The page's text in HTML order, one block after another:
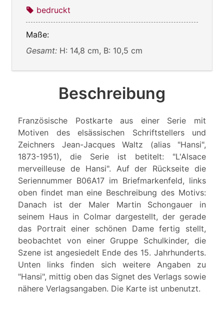
bedruckt
Maße:
Gesamt: H: 14,8 cm, B: 10,5 cm
Beschreibung
Französische Postkarte aus einer Serie mit
Motiven des elsässischen Schriftstellers und
Zeichners Jean-Jacques Waltz (alias "Hansi",
1873-1951), die Serie ist betitelt: "L'Alsace
merveilleuse de Hansi". Auf der Rückseite die
Seriennummer B06A17 im Briefmarkenfeld, links
oben findet man eine Beschreibung des Motivs:
Danach ist der Maler Martin Schongauer in
seinem Haus in Colmar dargestellt, der gerade
das Portrait einer schönen Dame fertig stellt,
beobachtet von einer Gruppe Schulkinder, die
Szene ist angesiedelt Ende des 15. Jahrhunderts.
Unten links finden sich weitere Angaben zu
"Hansi", mittig oben das Signet des Verlags sowie
nähere Verlagsangaben. Die Karte ist unbenutzt.